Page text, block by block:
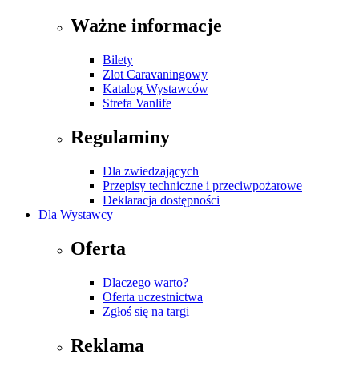
Ważne informacje
Bilety
Zlot Caravaningowy
Katalog Wystawców
Strefa Vanlife
Regulaminy
Dla zwiedzających
Przepisy techniczne i przeciwpożarowe
Deklaracja dostępności
Dla Wystawcy
Oferta
Dlaczego warto?
Oferta uczestnictwa
Zgłoś się na targi
Reklama